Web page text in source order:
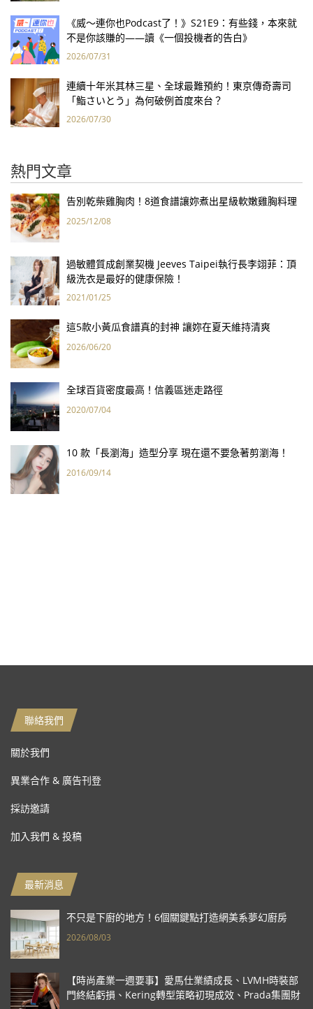
《威～連你也Podcast了！》S21E9：有些錢，本來就
不是你該賺的——讀《一個投機者的告白》
2026/07/31
連續十年米其林三星、全球最難預約！東京傳奇壽司
「鮨さいとう」為何破例首度來台？
2026/07/30
熱門文章
告別乾柴雞胸肉！8道食譜讓妳煮出星級軟嫩雞胸料理
2025/12/08
過敏體質成創業契機 Jeeves Taipei執行長李翊菲：頂
級洗衣是最好的健康保險！
2021/01/25
這5款小黃瓜食譜真的封神 讓妳在夏天維持清爽
2026/06/20
全球百貨密度最高！信義區迷走路徑
2020/07/04
10 款「長瀏海」造型分享 現在還不要急著剪瀏海！
2016/09/14
聯絡我們
關於我們
異業合作 & 廣告刊登
採訪邀請
加入我們 & 投稿
最新消息
不只是下廚的地方！6個關鍵點打造網美系夢幻廚房
2026/08/03
【時尚產業一週要事】愛馬仕業績成長、LVMH時裝部
門終結虧損、Kering轉型策略初現成效、Prada集團財